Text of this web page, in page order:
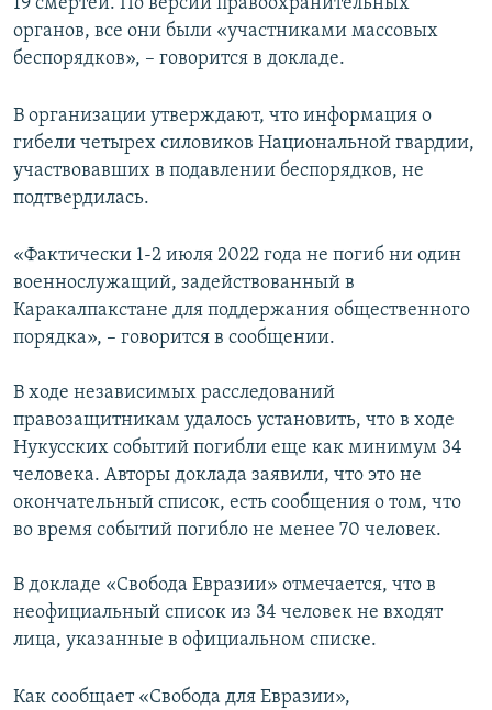
19 смертей. По версии правоохранительных
органов, все они были «участниками массовых
беспорядков», – говорится в докладе.
В организации утверждают, что информация о
гибели четырех силовиков Национальной гвардии,
участвовавших в подавлении беспорядков, не
подтвердилась.
«Фактически 1-2 июля 2022 года не погиб ни один
военнослужащий, задействованный в
Каракалпакстане для поддержания общественного
порядка», – говорится в сообщении.
В ходе независимых расследований
правозащитникам удалось установить, что в ходе
Нукусских событий погибли еще как минимум 34
человека. Авторы доклада заявили, что это не
окончательный список, есть сообщения о том, что
во время событий погибло не менее 70 человек.
В докладе «Свобода Евразии» отмечается, что в
неофициальный список из 34 человек не входят
лица, указанные в официальном списке.
Как сообщает «Свобода для Евразии»,